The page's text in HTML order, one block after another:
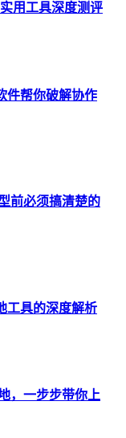
用工具深度测评
件帮你破解协作
前必须搞清楚的
工具的深度解析
，一步步带你上